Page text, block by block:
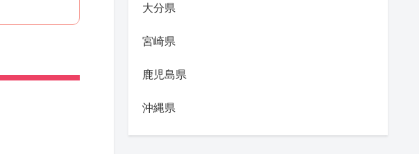
大分県
宮崎県
鹿児島県
沖縄県